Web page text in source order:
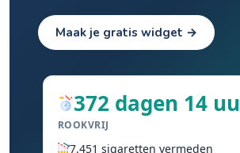
Maak je gratis widget →
372 dagen 14
ROOKVRIJ
7.451 sigaretten vermeden